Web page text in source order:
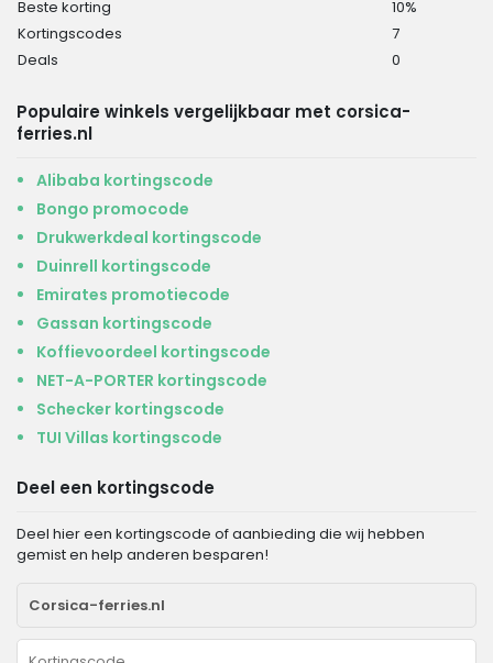
Beste korting
10%
Kortingscodes
7
Deals
0
Populaire winkels vergelijkbaar met corsica-
ferries.nl
Alibaba kortingscode
Bongo promocode
Drukwerkdeal kortingscode
Duinrell kortingscode
Emirates promotiecode
Gassan kortingscode
Koffievoordeel kortingscode
NET-A-PORTER kortingscode
Schecker kortingscode
TUI Villas kortingscode
Deel een kortingscode
Deel hier een kortingscode of aanbieding die wij hebben
gemist en help anderen besparen!